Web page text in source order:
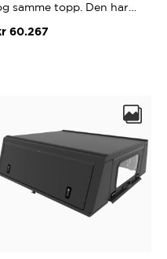
samme topp. Den har…
60.267